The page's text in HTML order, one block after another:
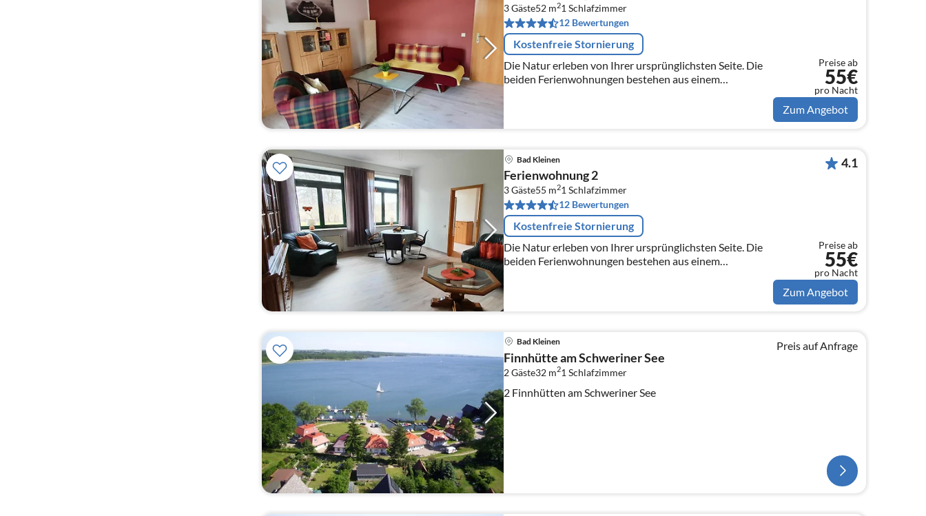
3 Gäste52 m21 Schlafzimmer
12 Bewertungen
Kostenfreie Stornierung
Die Natur erleben von Ihrer ursprünglichsten Seite. Die
beiden Ferienwohnungen bestehen aus einem
Preise ab
55€
pro Nacht
Zum Angebot
Bad Kleinen
Ferienwohnung 2
3 Gäste55 m21 Schlafzimmer
12 Bewertungen
Kostenfreie Stornierung
Die Natur erleben von Ihrer ursprünglichsten Seite. Die
beiden Ferienwohnungen bestehen aus einem
Doppelbett, einer voll ausgestatt...
4.1
Preise ab
55€
pro Nacht
Zum Angebot
Bad Kleinen
Finnhütte am Schweriner See
2 Gäste32 m21 Schlafzimmer
2 Finnhütten am Schweriner See
Preis auf Anfrage